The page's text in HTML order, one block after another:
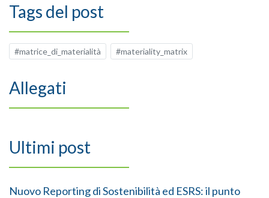
Tags del post
#matrice_di_materialità #materiality_matrix
Allegati
Ultimi post
Nuovo Reporting di Sostenibilità ed ESRS: il punto